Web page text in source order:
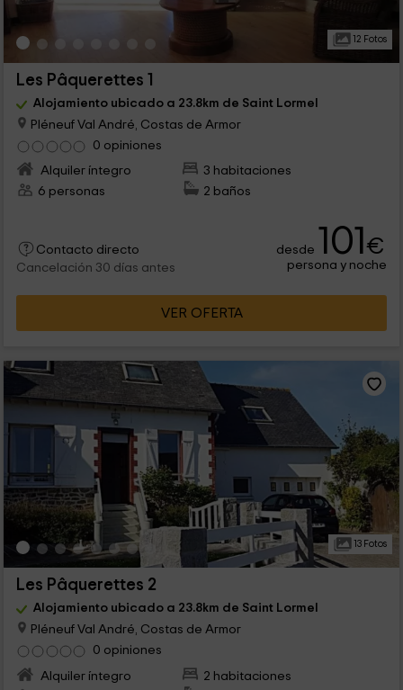
12 Fotos
Les Pâquerettes 1
Alojamiento ubicado a 23.8km de Saint Lormel
Pléneuf Val André, Costas de Armor
0 opiniones
Alquiler íntegro
3 habitaciones
6 personas
2 baños
Contacto directo
Cancelación 30 días antes
desde 101€
persona y noche
VER OFERTA
13 Fotos
Les Pâquerettes 2
Alojamiento ubicado a 23.8km de Saint Lormel
Pléneuf Val André, Costas de Armor
0 opiniones
Alquiler íntegro
2 habitaciones